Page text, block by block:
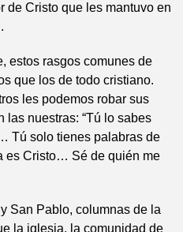
de Cristo que les mantuvo en
estos rasgos comunes de
que los de todo cristiano.
les podemos robar sus
las nuestras: “Tú lo sabes
Tú solo tienes palabras de
es Cristo… Sé de quién me
San Pablo, columnas de la
la iglesia, la comunidad de